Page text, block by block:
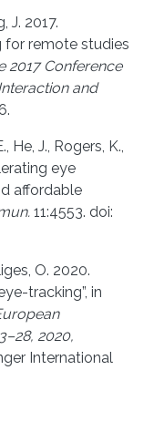
J. 2017.
for remote studies
2017 Conference
and
He, J., Rogers, K.,
eye
affordable
11:4553. doi:
O. 2020.
tracking”, in
2020,
International